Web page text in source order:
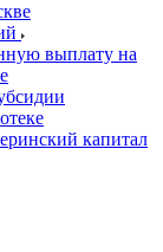
выплату на
капитал